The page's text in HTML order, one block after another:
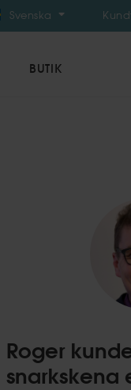
Svenska
BUTIK
Roger
snarkskena